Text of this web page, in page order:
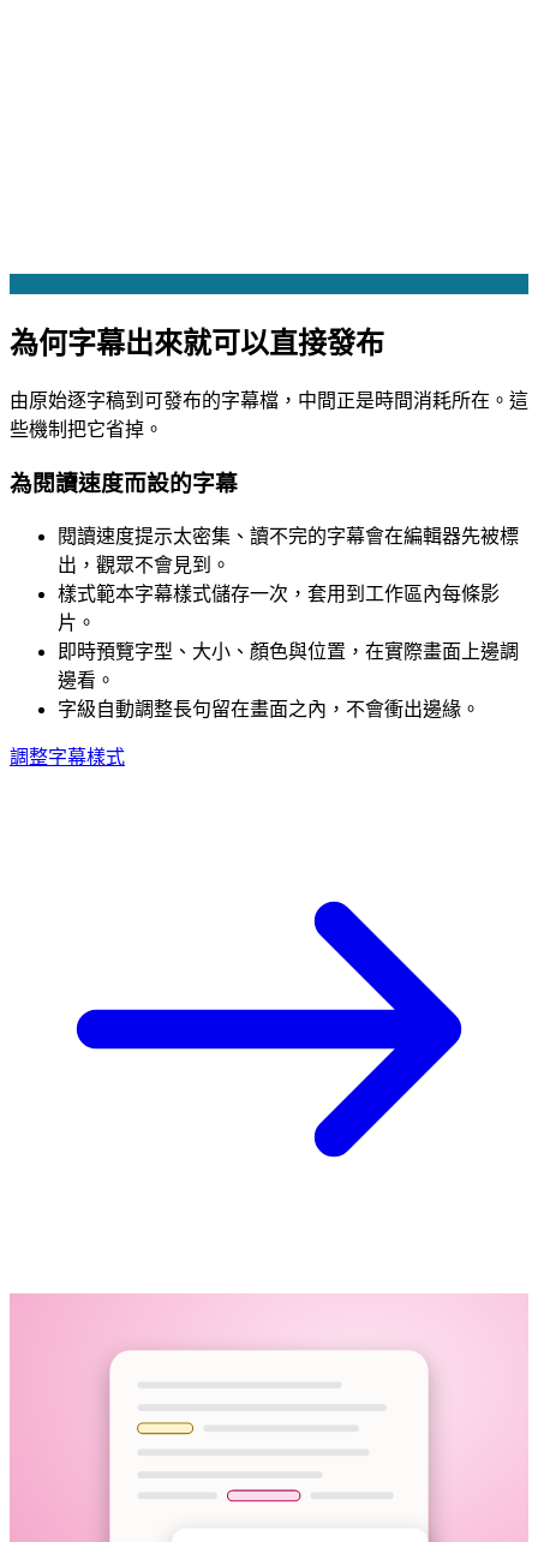
為何字幕出來就可以直接發布
由原始逐字稿到可發布的字幕檔，中間正是時間消耗所在。這
些機制把它省掉。
為閱讀速度而設的字幕
閱讀速度提示太密集、讀不完的字幕會在編輯器先被標
出，觀眾不會見到。
樣式範本字幕樣式儲存一次，套用到工作區內每條影
片。
即時預覽字型、大小、顏色與位置，在實際畫面上邊調
邊看。
字級自動調整長句留在畫面之內，不會衝出邊緣。
調整字幕樣式